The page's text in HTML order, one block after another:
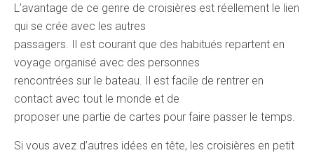
L’avantage de ce genre de croisières est réellement le lien
qui se crée avec les autres
passagers. Il est courant que des habitués repartent en
voyage organisé avec des personnes
rencontrées sur le bateau. Il est facile de rentrer en
contact avec tout le monde et de
proposer une partie de cartes pour faire passer le temps.
Si vous avez d’autres idées en tête, les croisières en petit